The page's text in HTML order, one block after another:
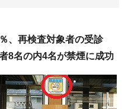
、再検査対象者の受診
8名の内4名が禁煙に成功